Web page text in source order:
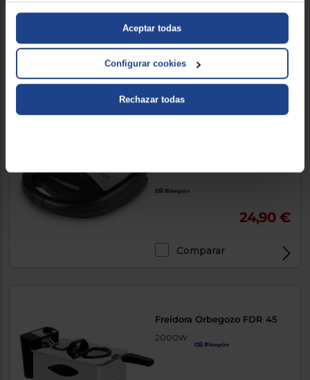
Aceptar todas
Configurar cookies
Rechazar todas
83,90 €
24,90 €
Comparar
Freidora Orbegozo FDR 45
2000W